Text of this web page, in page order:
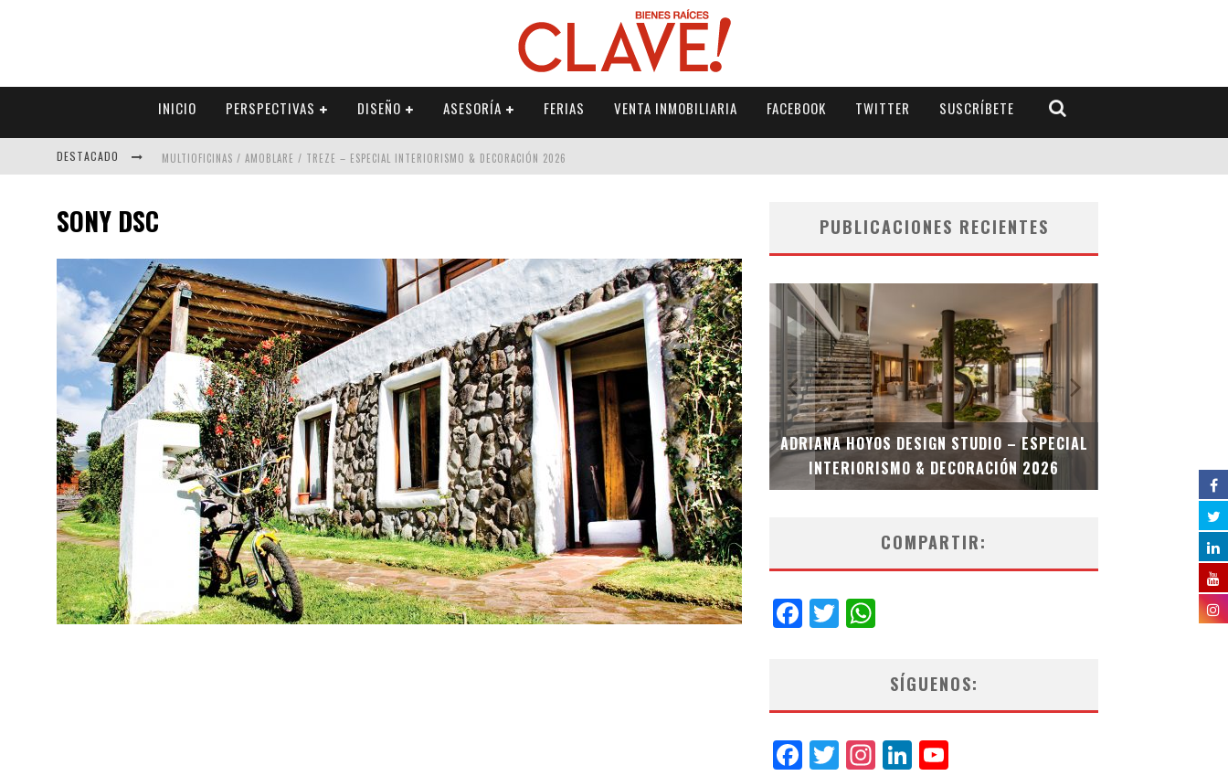
INICIO PERSPECTIVAS DISEÑO ASESORÍA FERIAS VENTA INMOBILIARIA FACEBOOK TWITTER SUSCRÍBETE
DESTACADO MULTIOFICINAS / AMOBLARE / TREZE – ESPECIAL INTERIORISMO & DECORACIÓN 2026
ADRIANA HOYOS DESIGN STUDIO – ESPECIAL INTERIORISMO & DECORACIÓN 2026
SONY DSC PUBLICACIONES RECIENTES
MUBB DESIGN STUDIO – ESPECIAL
INTERIORISMO & DECORACIÓN 2026
ADRIANA HOYOS DESIGN STUDIO – ESPECIAL
INTERIORISMO & DECORACIÓN 2026
COMPARTIR:
Facebook
Twitter
SÍGUENOS:
Facebook
Twitter
Instagram
LinkedIn